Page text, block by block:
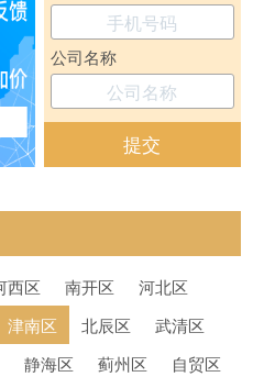
公司名称
提交
西区 南开区
河北区
津南区 北辰区
武清区
静海区 蓟州区 自贸区